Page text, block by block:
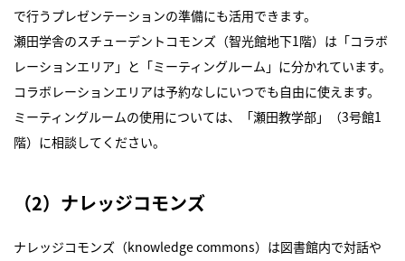
で行うプレゼンテーションの準備にも活用できます。
瀬田学舎のスチューデントコモンズ（智光館地下1階）は「コラボ
レーションエリア」と「ミーティングルーム」に分かれています。
コラボレーションエリアは予約なしにいつでも自由に使えます。
ミーティングルームの使用については、「瀬田教学部」（3号館1
階）に相談してください。
（2）ナレッジコモンズ
ナレッジコモンズ（knowledge commons）は図書館内で対話や